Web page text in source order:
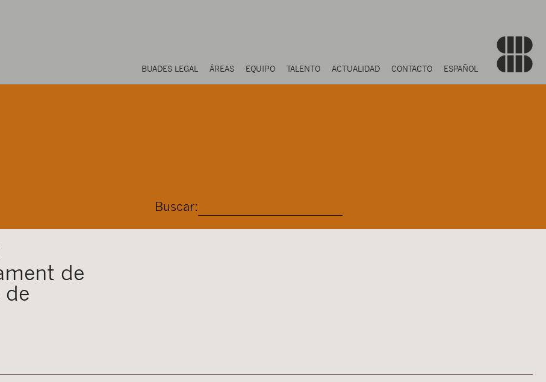
BUADES LEGAL ÁREAS EQUIPO TALENTO ACTUALIDAD CONTACTO ESPAÑOL
Buscar:
de
de